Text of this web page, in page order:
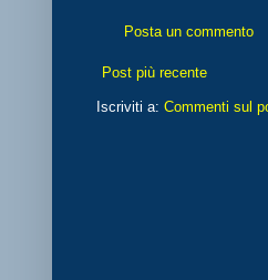
Posta un commento
Post più recente
Iscriviti a: Commenti sul